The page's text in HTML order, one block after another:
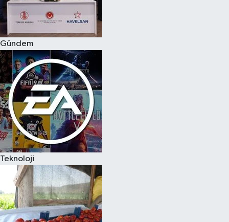
Gündem
Teknoloji
Spor
Burç Yorumları
Çocuk
Eğitim
Hava Durumu
Kadın
Kim kimdir?
Kültür Sanat